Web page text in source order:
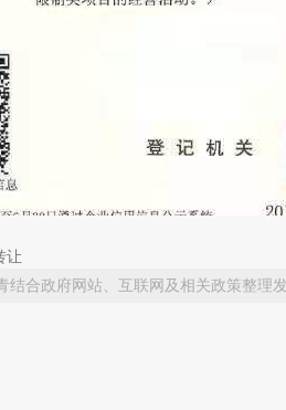
让
结合政府网站、互联网及相关政策整理